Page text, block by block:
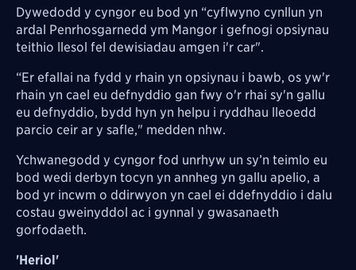
Dywedodd y cyngor eu bod yn “cyflwyno cynllun yn
ardal Penrhosgarnedd ym Mangor i gefnogi opsiynau
teithio llesol fel dewisiadau amgen i'r car".
“Er efallai na fydd y rhain yn opsiynau i bawb, os yw'r
rhain yn cael eu defnyddio gan fwy o'r rhai sy'n gallu
eu defnyddio, bydd hyn yn helpu i ryddhau lleoedd
parcio ceir ar y safle," medden nhw.
Ychwanegodd y cyngor fod unrhyw un sy’n teimlo eu
bod wedi derbyn tocyn yn annheg yn gallu apelio, a
bod yr incwm o ddirwyon yn cael ei ddefnyddio i dalu
costau gweinyddol ac i gynnal y gwasanaeth
gorfodaeth.
'Heriol'